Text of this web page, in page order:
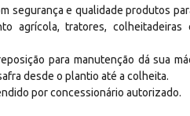
segurança e qualidade produtos
agrícola, tratores, colheitadeiras
para manutenção dá sua
desde o plantio até a colheita.
por concessionário autorizado.